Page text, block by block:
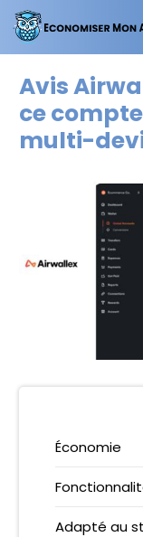
Aller
au
contenu
Avis
ce
multi-
Économie
Adapté au